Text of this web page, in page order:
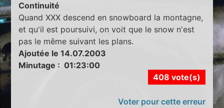
Continuité
Quand XXX descend en snowboard la montagne,
et qu'il est poursuivi, on voit que le snow n'est
pas le même suivant les plans.
Ajoutée le 14.07.2003
Minutage : 01:23:00
408 vote(s)
Voter pour cette erreur